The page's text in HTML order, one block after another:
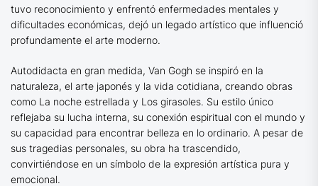
tuvo reconocimiento y enfrentó enfermedades mentales y
dificultades económicas, dejó un legado artístico que influenció
profundamente el arte moderno.
Autodidacta en gran medida, Van Gogh se inspiró en la
naturaleza, el arte japonés y la vida cotidiana, creando obras
como La noche estrellada y Los girasoles. Su estilo único
reflejaba su lucha interna, su conexión espiritual con el mundo y
su capacidad para encontrar belleza en lo ordinario. A pesar de
sus tragedias personales, su obra ha trascendido,
convirtiéndose en un símbolo de la expresión artística pura y
emocional.